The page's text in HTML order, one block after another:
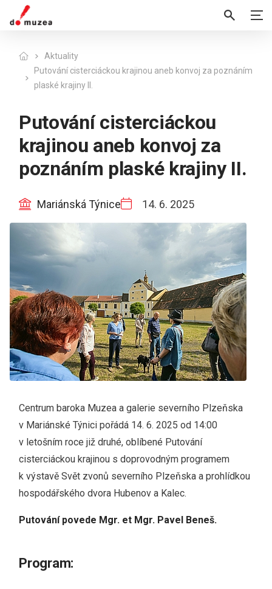
Aktuality
Putování cisterciáckou krajinou aneb konvoj za poznáním
plaské krajiny II.
Putování cisterciáckou
krajinou aneb konvoj za
poznáním plaské krajiny II.
Mariánská Týnice 14. 6. 2025
Centrum baroka Muzea a galerie severního Plzeňska
v Mariánské Týnici pořádá 14. 6. 2025 od 14:00
v letošním roce již druhé, oblíbené Putování
cisterciáckou krajinou s doprovodným programem
k výstavě Svět zvonů severního Plzeňska a prohlídkou
hospodářského dvora Hubenov a Kalec.
Putování povede Mgr. et Mgr. Pavel Beneš.
Program: